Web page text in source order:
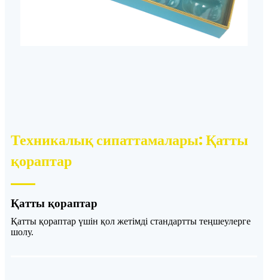
Техникалық сипаттамалары: Қатты
қораптар
Қатты қораптар
Қатты қораптар үшін қол жетімді стандартты теңшеулерге
шолу.